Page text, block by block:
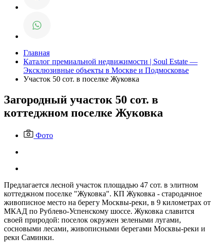
Главная
Каталог премиальной недвижимости | Soul Estate —
Эксклюзивные объекты в Москве и Подмосковье
Участок 50 сот. в поселке Жуковка
Загородный участок 50 сот. в
коттеджном поселке Жуковка
Фото
Предлагается лесной участок площадью 47 сот. в элитном
коттеджном поселке "Жуковка". КП Жуковка - стародачное
живописное место на берегу Москвы-реки, в 9 километрах от
МКАД по Рублево-Успенскому шоссе. Жуковка славится
своей природой: поселок окружен зелеными лугами,
сосновыми лесами, живописными берегами Москвы-реки и
реки Саминки.